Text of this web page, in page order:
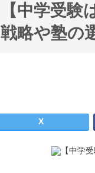
【中学受
戦略や塾の
X